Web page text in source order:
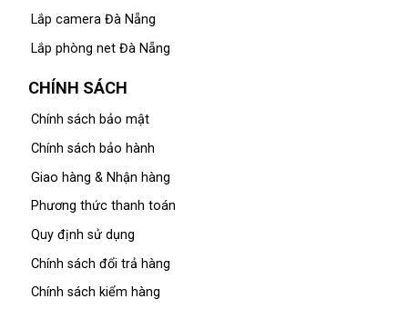
Lắp camera Đà Nẵng
Lắp phòng net Đà Nẵng
CHÍNH SÁCH
Chính sách bảo mật
Chính sách bảo hành
Giao hàng & Nhận hàng
Phương thức thanh toán
Quy định sử dụng
Chính sách đổi trả hàng
Chính sách kiểm hàng